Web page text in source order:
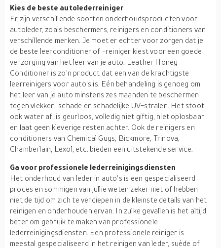
Kies de beste autolederreiniger
Er zijn verschillende soorten onderhoudsproducten voor
autoleder, zoals beschermers, reinigers en conditioners van
verschillende merken. Je moet er echter voor zorgen dat je
de beste leerconditioner of -reiniger kiest voor een goede
verzorging van het leer van je auto. Leather Honey
Conditioner is zo'n product dat een van de krachtigste
leerreinigers voor auto's is. Eén behandeling is genoeg om
het leer van je auto minstens zes maanden te beschermen
tegen vlekken, schade en schadelijke UV-stralen. Het stoot
ook water af, is geurloos, volledig niet giftig, niet oplosbaar
en laat geen kleverige resten achter. Ook de reinigers en
conditioners van Chemical Guys, Bickmore, Trinova,
Chamberlain, Lexol, etc. bieden een uitstekende service.
Ga voor professionele lederreinigingsdiensten
Het onderhoud van leder in auto's is een gespecialiseerd
proces en sommigen van jullie weten zeker niet of hebben
niet de tijd om zich te verdiepen in de kleinste details van het
reinigen en onderhouden ervan. In zulke gevallen is het altijd
beter om gebruik te maken van professionele
lederreinigingsdiensten. Een professionele reiniger is
meestal gespecialiseerd in het reinigen van leder, suède of